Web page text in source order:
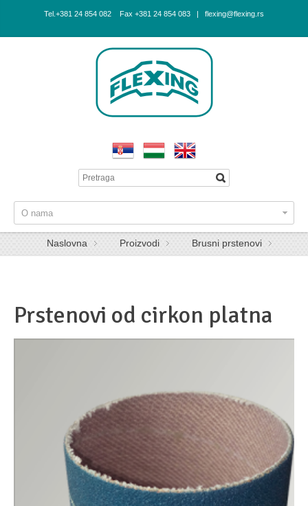
Tel.+381 24 854 082 Fax +381 24 854 083 | flexing@flexing.rs
O nama
Naslovna Proizvodi Brusni prstenovi
Prstenovi od cirkon platna